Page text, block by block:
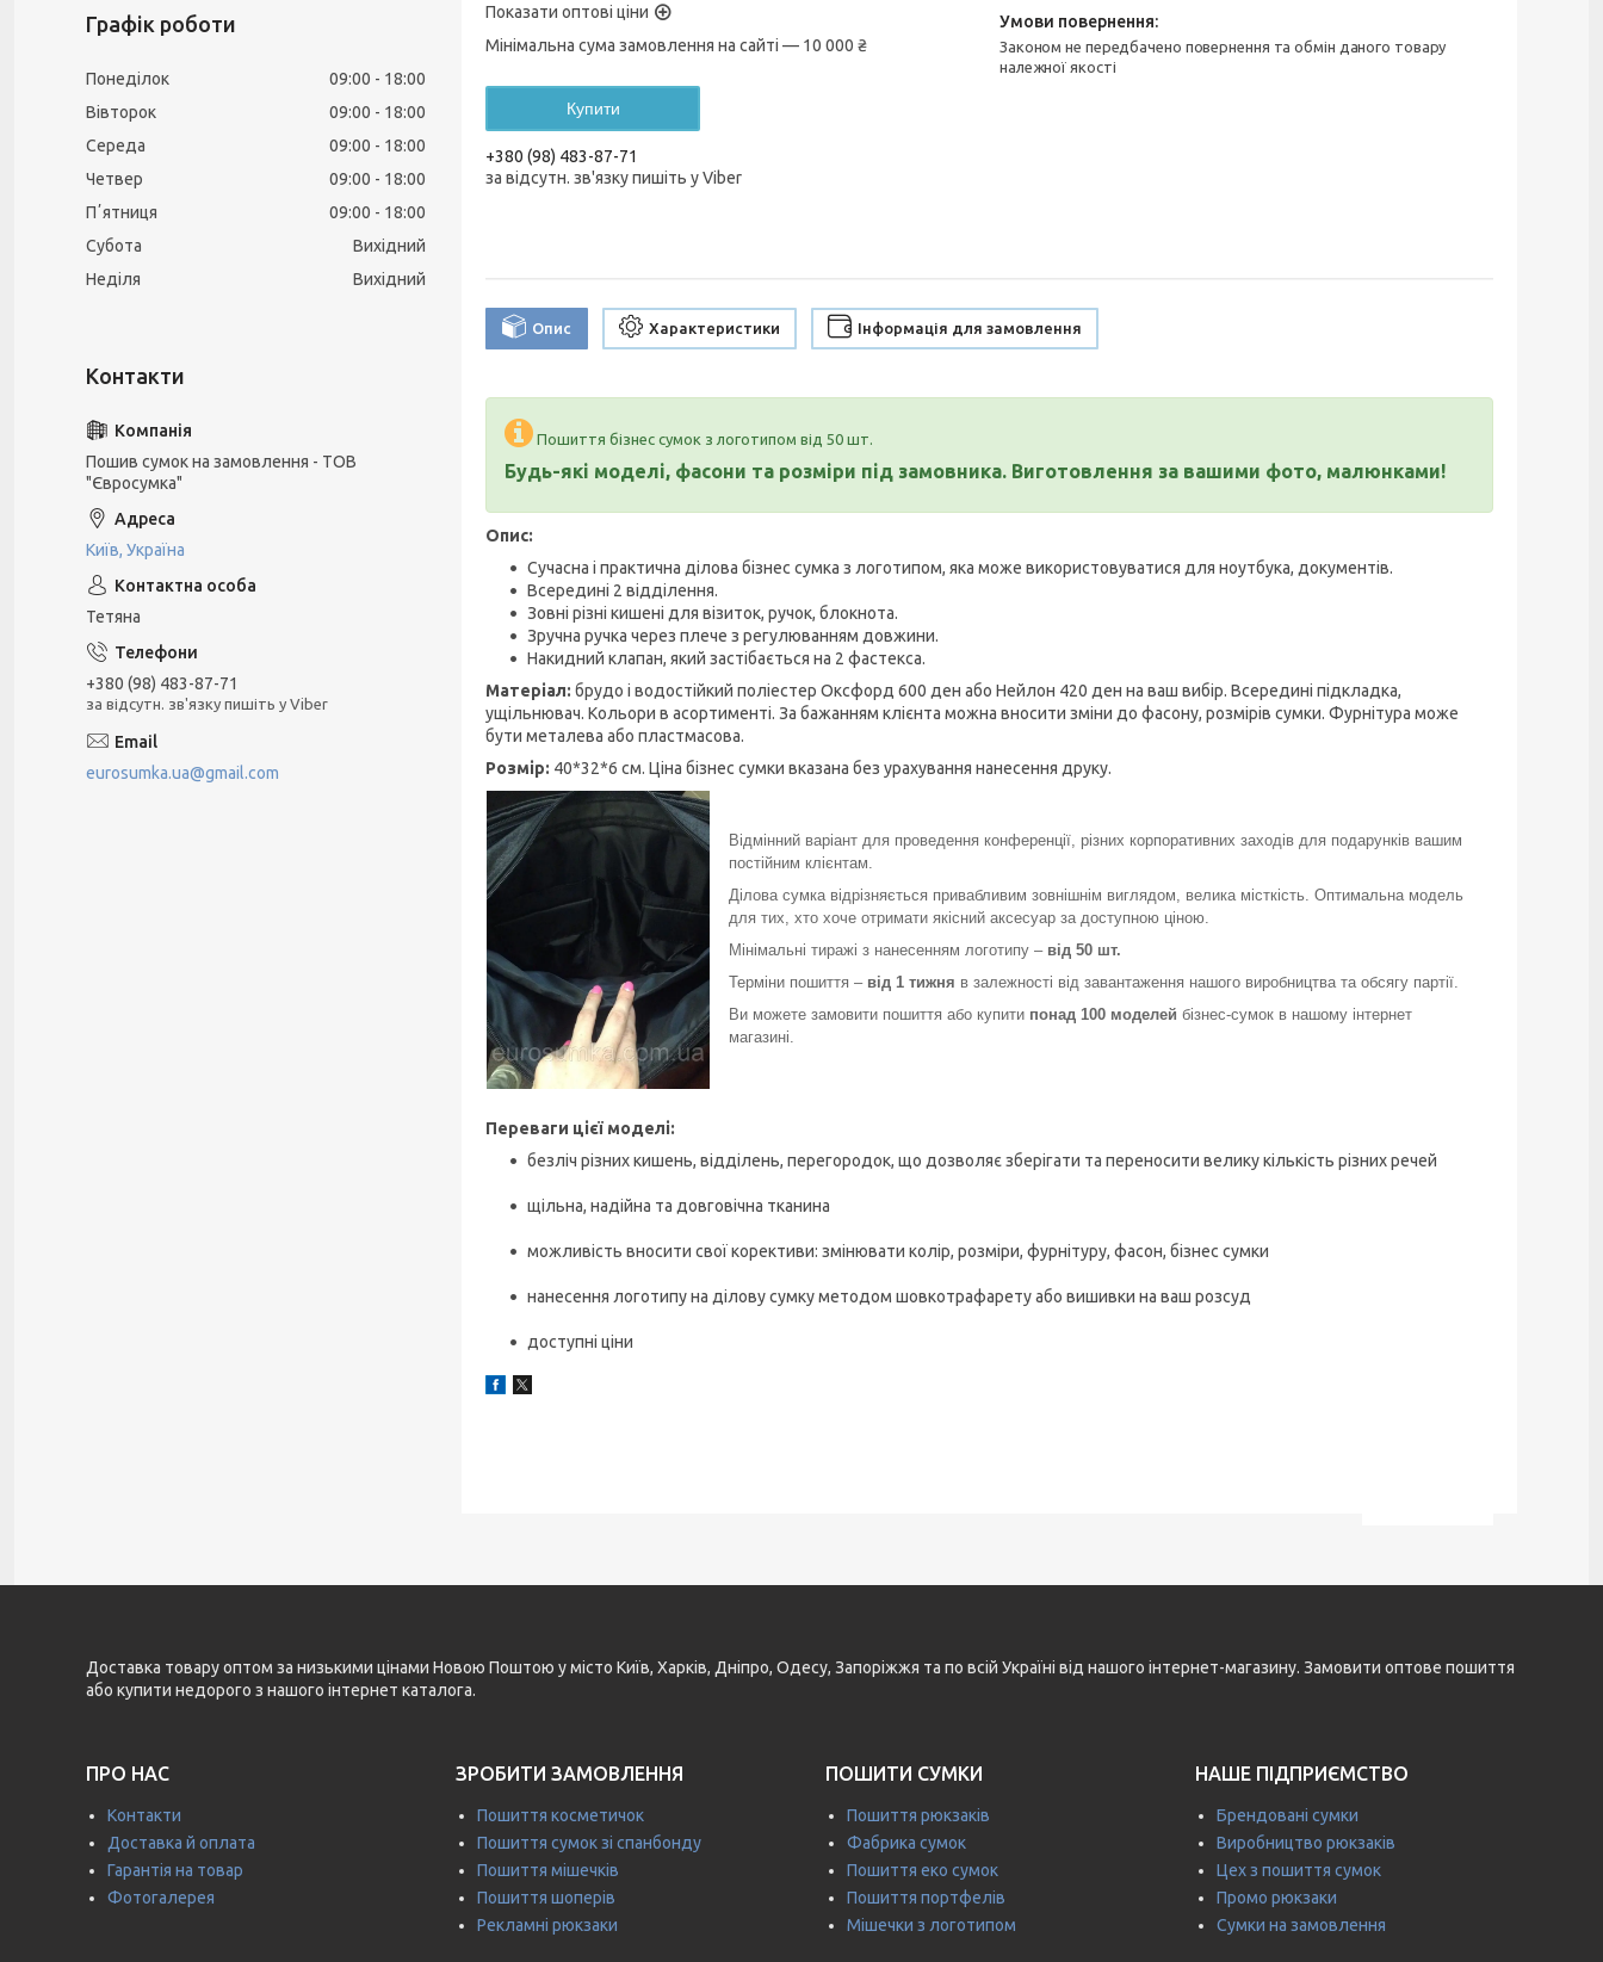
Показати оптові ціни
Мінімальна сума замовлення на сайті — 10 000 ₴
Купити
+380 (98) 483-87-71
за відсутн. зв'язку пишіть у Viber
Законом не передбачено повернення та обмін даного товару
належної якості
Опис Характеристики Інформація для замовлення
Пошиття бізнес сумок з логотипом від 50 шт.
Будь-які моделі, фасони та розміри під замовника. Виготовлення за вашими фото, малюнками!
Опис:
Сучасна і практична ділова бізнес сумка з логотипом, яка може використовуватися для ноутбука, документів.
Всередині 2 відділення.
Зовні різні кишені для візиток, ручок, блокнота.
Зручна ручка через плече з регулюванням довжини.
Накидний клапан, який застібається на 2 фастекса.
Матеріал: брудо і водостійкий поліестер Оксфорд 600 ден або Нейлон 420 ден на ваш вибір. Всередині підкладка,
ущільнювач. Кольори в асортименті. За бажанням клієнта можна вносити зміни до фасону, розмірів сумки. Фурнітура може
бути металева або пластмасова.
Розмір: 40*32*6 см. Ціна бізнес сумки вказана без урахування нанесення друку.
Відмінний варіант для проведення конференції, різних корпоративних заходів для подарунків вашим
постійним клієнтам.
Ділова сумка відрізняється привабливим зовнішнім виглядом, велика місткість. Оптимальна модель
для тих, хто хоче отримати якісний аксесуар за доступною ціною.
Мінімальні тиражі з нанесенням логотипу – від 50 шт.
Терміни пошиття – від 1 тижня в залежності від завантаження нашого виробництва та обсягу партії.
Ви можете замовити пошиття або купити понад 100 моделей бізнес-сумок в нашому інтернет
магазині.
Переваги цієї моделі:
безліч різних кишень, відділень, перегородок, що дозволяє зберігати та переносити велику кількість різних речей
щільна, надійна та довговічна тканина
можливість вносити свої корективи: змінювати колір, розміри, фурнітуру, фасон, бізнес сумки
нанесення логотипу на ділову сумку методом шовкотрафарету або вишивки на ваш розсуд
доступні ціни
Графік роботи
Понеділок 09:00
18:00
Вівторок
09:00
18:00
Середа
09:00
18:00
Четвер
09:00
18:00
Пʼятниця
09:00
18:00
Субота
Вихідний
Неділя
Вихідний
Пошив сумок на замовлення - ТОВ
"Євросумка"
Київ, Україна
Тетяна
+380 (98) 483-87-71
за відсутн. зв'язку пишіть у Viber
eurosumka.ua@gmail.com
Доставка товару оптом за низькими цінами Новою Поштою у місто Київ, Харків, Дніпро, Одесу, Запоріжжя та по всій Україні від нашого інтернет-магазину. Замовити оптове пошиття
або купити недорого з нашого інтернет каталога.
ПРО НАС
Контакти
Доставка й оплата
Гарантія на товар
Фотогалерея
ЗРОБИТИ ЗАМОВЛЕННЯ
Пошиття косметичок
Пошиття сумок зі спанбонду
Пошиття мішечків
Пошиття шоперів
Рекламні рюкзаки
ПОШИТИ СУМКИ
Пошиття рюкзаків
Фабрика сумок
Пошиття еко сумок
Пошиття портфелів
Мішечки з логотипом
НАШЕ ПІДПРИЄМСТВО
Брендовані сумки
Виробництво рюкзаків
Цех з пошиття сумок
Промо рюкзаки
Сумки на замовлення